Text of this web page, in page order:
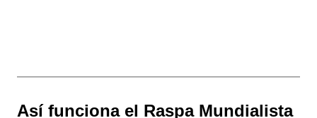
Así funciona el Raspa Mundialista